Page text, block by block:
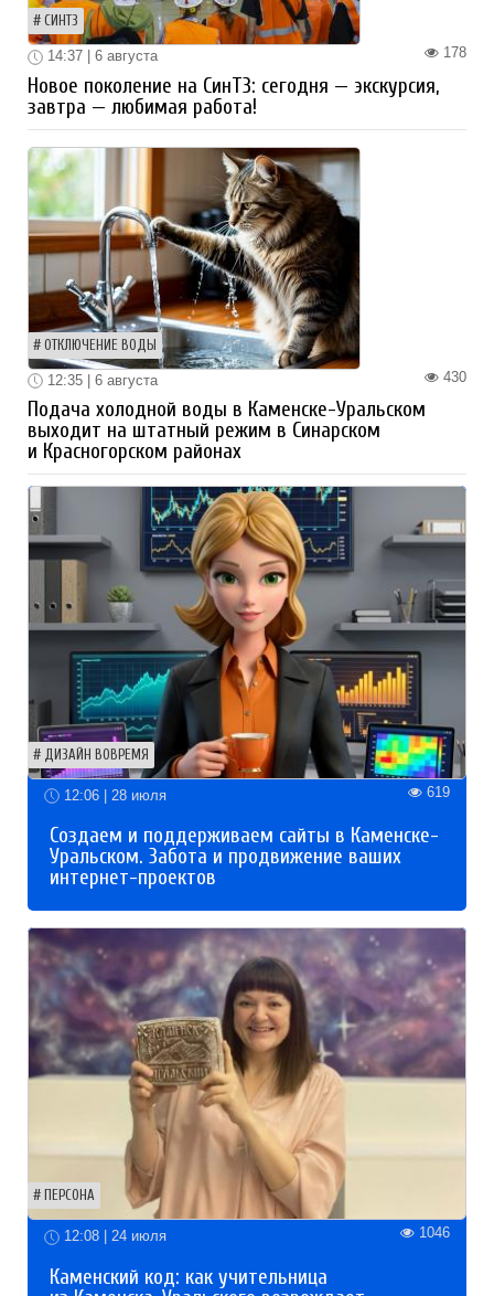
СИНТЗ
178
14:37 | 6 августа
Новое поколение на СинТЗ: сегодня — экскурсия,
завтра — любимая работа!
ОТКЛЮЧЕНИЕ ВОДЫ
430
12:35 | 6 августа
Подача холодной воды в Каменске-Уральском
выходит на штатный режим в Синарском
и Красногорском районах
ДИЗАЙН ВОВРЕМЯ
12:06 | 28 июля 619
Создаем и поддерживаем сайты в Каменске-
Уральском. Забота и продвижение ваших
интернет-проектов
ПЕРСОНА
12:08 | 24 июля 1046
Каменский код: как учительница